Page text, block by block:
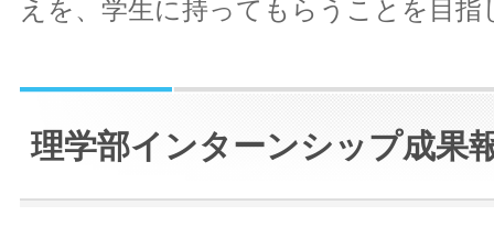
えを、学生に持ってもらうことを目指
理学部インターンシップ成果